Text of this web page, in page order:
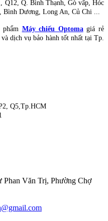
Q12, Q. Bình Thạnh, Gò vấp, Hóc
Dương, Long An, Củ Chi ...
Máy chiếu Optomagiá rẻ
dịch vụ bảo hành tốt nhất tại Tp.
Q5,Tp.HCM
Phan Văn Trị, Phường Chợ